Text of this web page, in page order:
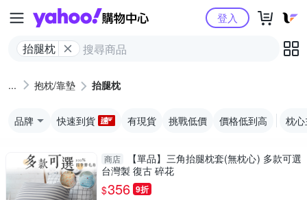
Yahoo購物中心
抬腿枕
登入
抱枕/靠墊 抬腿枕
品牌 快速到貨 有現貨 挑戰低價 價格低到高 枕
商店
【單品】三角抬腿枕套(無枕心) 多款可選
台灣製 復古 碎花
$356 9折